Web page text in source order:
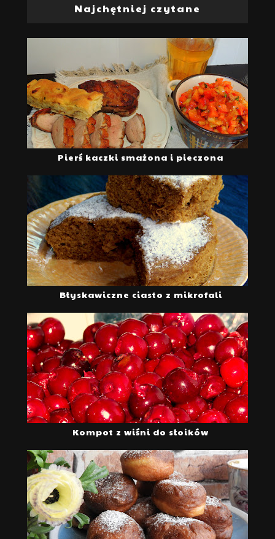
Najchętniej czytane
Pierś kaczki smażona i pieczona
Błyskawiczne ciasto z mikrofali
Kompot z wiśni do słoików